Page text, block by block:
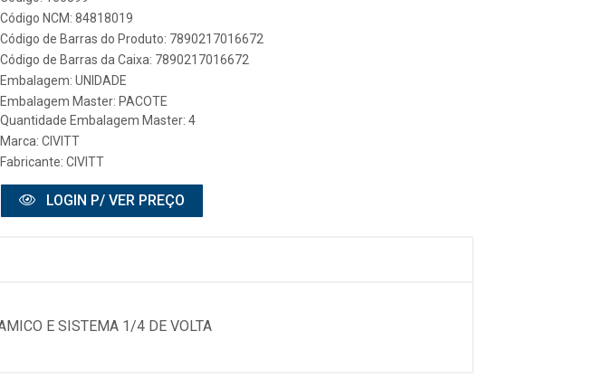
Código NCM: 84818019
Código de Barras do Produto: 7890217016672
Código de Barras da Caixa: 7890217016672
Embalagem: UNIDADE
Embalagem Master: PACOTE
Quantidade Embalagem Master: 4
Marca: CIVITT
Fabricante: CIVITT
LOGIN P/ VER PREÇO
E SISTEMA 1/4 DE VOLTA